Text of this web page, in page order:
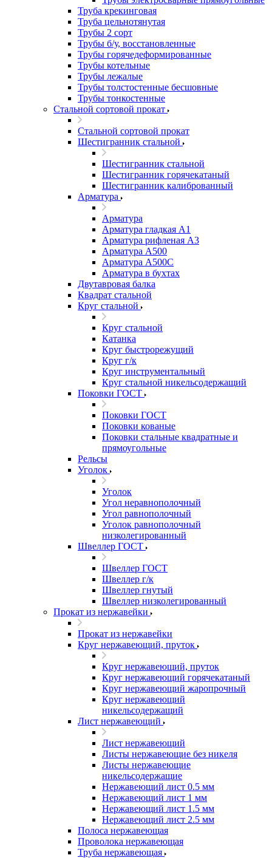
Труба крекинговая
Труба цельнотянутая
Трубы 2 сорт
Трубы б/у, восстановленные
Трубы горячедеформированные
Трубы котельные
Трубы лежалые
Трубы толстостенные бесшовные
Трубы тонкостенные
Стальной сортовой прокат
Стальной сортовой прокат
Шестигранник стальной
Шестигранник стальной
Шестигранник горячекатаный
Шестигранник калиброванный
Арматура
Арматура
Арматура гладкая А1
Арматура рифленая А3
Арматура А500
Арматура А500С
Арматура в бухтах
Двутавровая балка
Квадрат стальной
Круг стальной
Круг стальной
Катанка
Круг быстрорежущий
Круг г/к
Круг инструментальный
Круг стальной никельсодержащий
Поковки ГОСТ
Поковки ГОСТ
Поковки кованые
Поковки стальные квадратные и
прямоугольные
Рельсы
Уголок
Уголок
Угол неравнополочный
Угол равнополочный
Уголок равнополочный
низколегированный
Швеллер ГОСТ
Швеллер ГОСТ
Швеллер г/к
Швеллер гнутый
Швеллер низколегированный
Прокат из нержавейки
Прокат из нержавейки
Круг нержавеющий, пруток
Круг нержавеющий, пруток
Круг нержавеющий горячекатаный
Круг нержавеющий жаропрочный
Круг нержавеющий
никельсодержащий
Лист нержавеющий
Лист нержавеющий
Листы нержавеющие без никеля
Листы нержавеющие
никельсодержащие
Нержавеющий лист 0.5 мм
Нержавеющий лист 1 мм
Нержавеющий лист 1.5 мм
Нержавеющий лист 2.5 мм
Полоса нержавеющая
Проволока нержавеющая
Труба нержавеющая